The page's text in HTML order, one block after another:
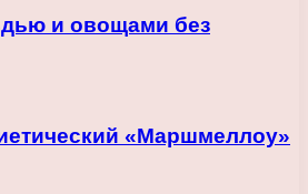
и овощами без
«Маршмеллоу»